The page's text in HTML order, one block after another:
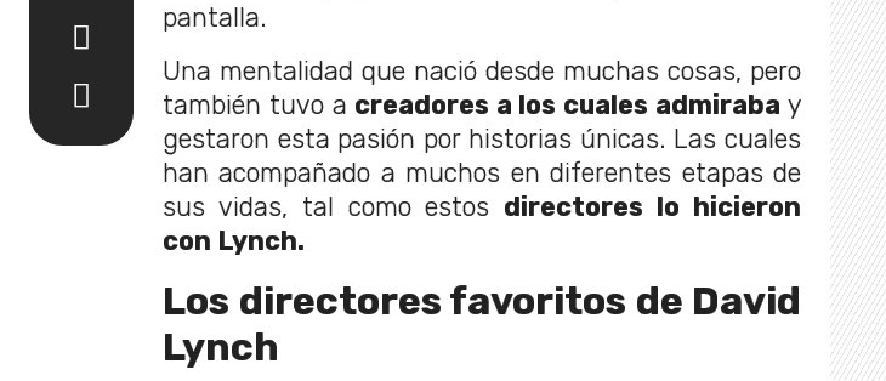
pantalla.
Una mentalidad que nació desde muchas cosas, pero
también tuvo a creadores a los cuales admiraba y
gestaron esta pasión por historias únicas. Las cuales
han acompañado a muchos en diferentes etapas de
sus vidas, tal como estos directores lo hicieron
con Lynch.
Los directores favoritos de David
Lynch